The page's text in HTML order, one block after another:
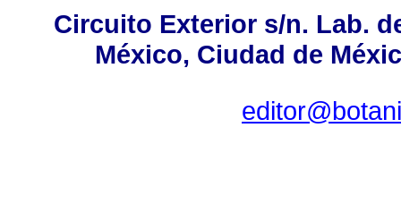
Circuito Exterior s/n. Lab.
México, Ciudad de